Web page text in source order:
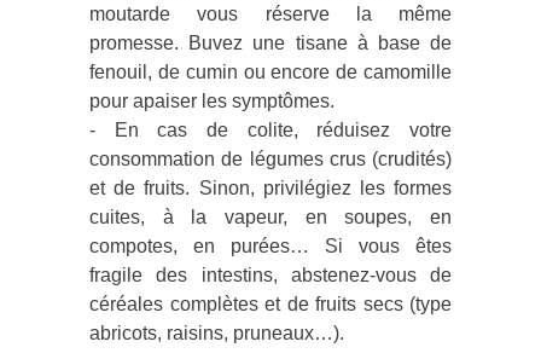
moutarde vous réserve la même
promesse. Buvez une tisane à base de
fenouil, de cumin ou encore de camomille
pour apaiser les symptômes.
- En cas de colite, réduisez votre
consommation de légumes crus (crudités)
et de fruits. Sinon, privilégiez les formes
cuites, à la vapeur, en soupes, en
compotes, en purées… Si vous êtes
fragile des intestins, abstenez-vous de
céréales complètes et de fruits secs (type
abricots, raisins, pruneaux…).